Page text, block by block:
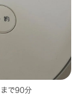
まで90分